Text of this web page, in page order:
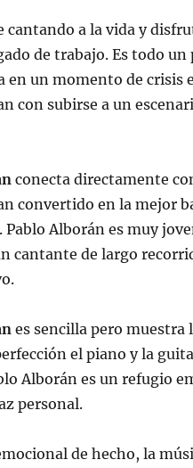
cantando a la vida y
de trabajo. Es todo
en un momento de crisis
con subirse a un
conecta directamente
convertido en la mejor
Alborán es muy
cantante de largo
es sencilla pero muestra
el piano y la
Alborán es un refugio
personal.
de hecho, la